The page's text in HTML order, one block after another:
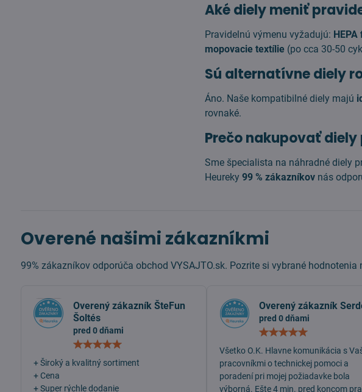
Aké diely meniť
Pravidelnú výmenu vyžadujú:
mopovacie textílie (po cca 30-50
Sú alternatívne diely
Áno. Naše kompatibilné diely majú
rovnaké.
Prečo nakupovať diely
Sme špecialista na náhradné diely
Heureky99 % zákazníkov nás
Overené našimi zákazníkmi
99% zákazníkov odporúča obchod VYSAJTO.sk. Pozrite si vybrané
Overený zákazník ŠteFun
Šoltés
pred 0 dňami
+ Široký a kvalitný sortiment
+ Cena
+ Super rýchle dodanie
Overený zákazník
pred 0 dňami
/
5
Všetko O.K. Hlavne komunikácia s
pracovníkmi o technickej pomoci a
poradení pri mojej požiadavke bola
výborná. Ešte 4 min. pred koncom